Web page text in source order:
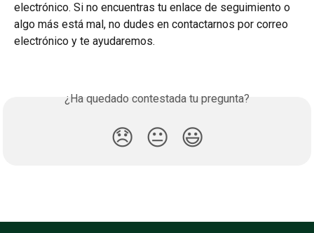
electrónico. Si no encuentras tu enlace de seguimiento o
algo más está mal, no dudes en contactarnos por correo
electrónico y te ayudaremos.
¿Ha quedado contestada tu pregunta?
😞 😐 😃